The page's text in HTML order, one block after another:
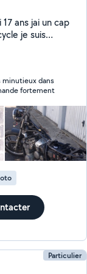
ans jai un cap
je suis
plusieurs
ou encore pour
ou vélo
nettoyage
plaquette de
petit billet pour
dispo le
n'hésitez
dans
a lui je recommande fortement
Particulier